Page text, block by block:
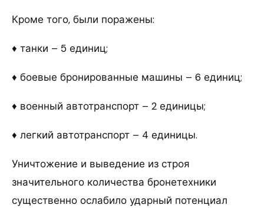
Кроме того, были поражены:
♦ танки – 5 единиц;
♦ боевые бронированные машины – 6 единиц;
♦ военный автотранспорт – 2 единицы;
♦ легкий автотранспорт – 4 единицы.
Уничтожение и выведение из строя
значительного количества бронетехники
существенно ослабило ударный потенциал